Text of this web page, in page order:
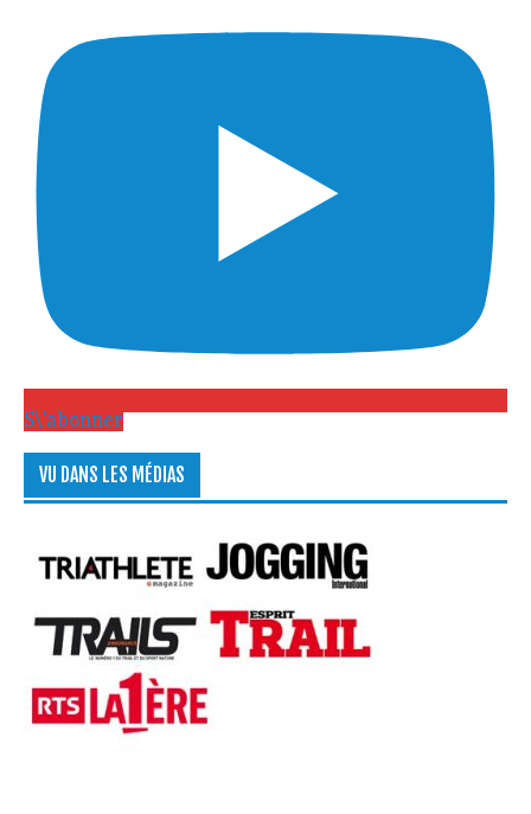
S\'abonner
VU DANS LES MÉDIAS